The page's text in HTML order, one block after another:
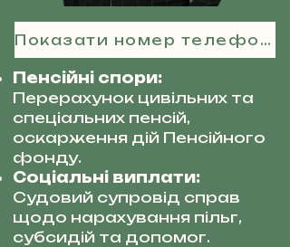
Показати номер телефону
Пенсійні спори:
Перерахунок цивільних та
спеціальних пенсій,
оскарження дій Пенсійного
фонду.
Соціальні виплати:
Судовий супровід справ
щодо нарахування пільг,
субсидій та допомог.